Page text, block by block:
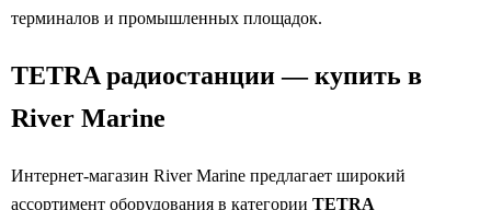
терминалов и промышленных площадок.
TETRA радиостанции — купить в
River Marine
Интернет-магазин River Marine предлагает широкий
ассортимент оборудования в категории TETRA